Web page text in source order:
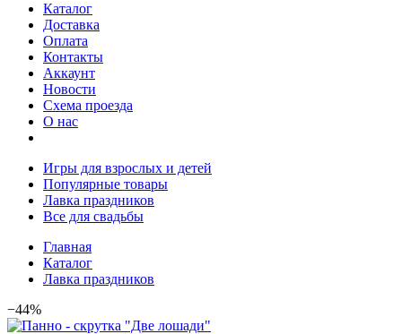
Каталог
Доставка
Оплата
Контакты
Аккаунт
Новости
Схема проезда
О нас
Игры для взрослых и детей
Популярные товары
Лавка праздников
Все для свадьбы
Главная
Каталог
Лавка праздников
−44%